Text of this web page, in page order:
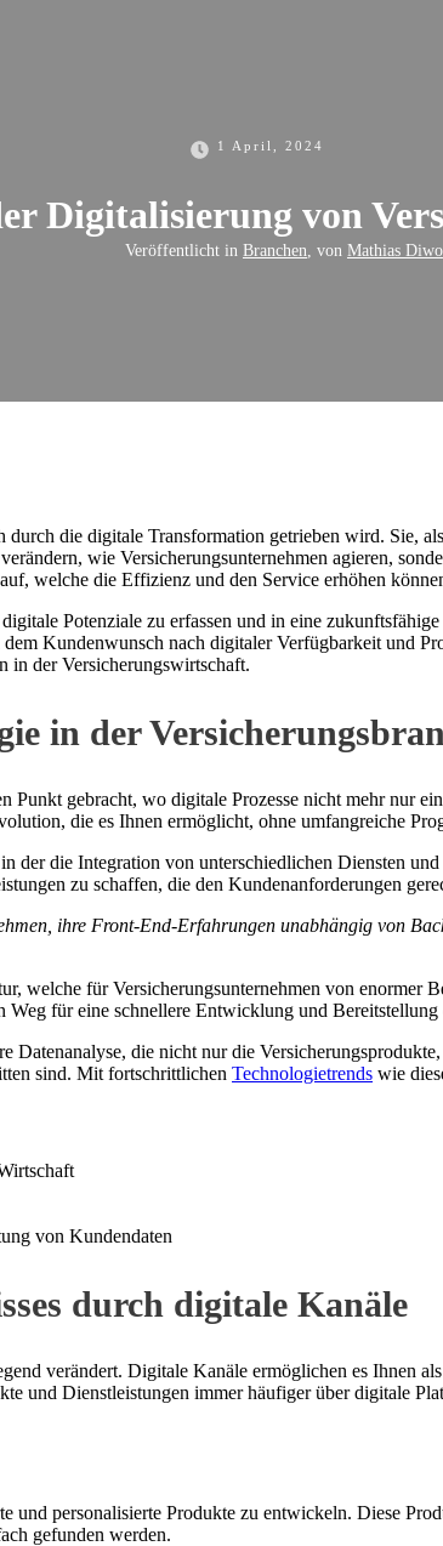
1 April, 2024
Digitalisierung von
Veröffentlicht in Branchen , von Mathias Diwo
die digitale Transformation getrieben wird. Sie,
wie Versicherungsunternehmen agieren,
welche die Effizienz und den Service erhöhen
Potenziale zu erfassen und in eine
dem Kundenwunsch nach digitaler Verfügbarkeit und
in der Versicherungswirtschaft.
in der
Punkt gebracht, wo digitale Prozesse nicht mehr nur
die es Ihnen ermöglicht, ohne umfangreiche
die Integration von unterschiedlichen Diensten
zu schaffen, die den Kundenanforderungen
ihre Front-End-Erfahrungen unabhängig von
welche für Versicherungsunternehmen von
für eine schnellere Entwicklung und
Datenanalyse, die nicht nur die
sind. Mit fortschrittlichen Technologietrends wie
von Kundendaten
durch digitale Kanäle
verändert. Digitale Kanäle ermöglichen es Ihnen
und Dienstleistungen immer häufiger über digitale
und personalisierte Produkte zu entwickeln. Diese
gefunden werden.